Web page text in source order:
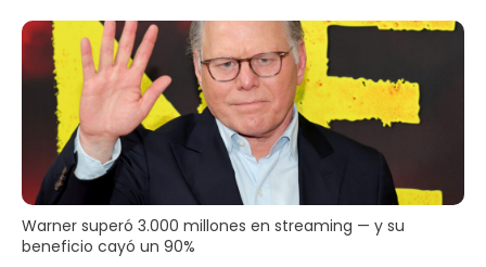
Warner superó 3.000 millones en streaming — y su
beneficio cayó un 90%